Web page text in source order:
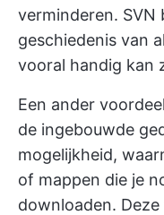
verminderen. SVN
geschiedenis van
vooral handig kan
Een ander
de ingebouwde
mogelijkheid,
of mappen die je
downloaden.